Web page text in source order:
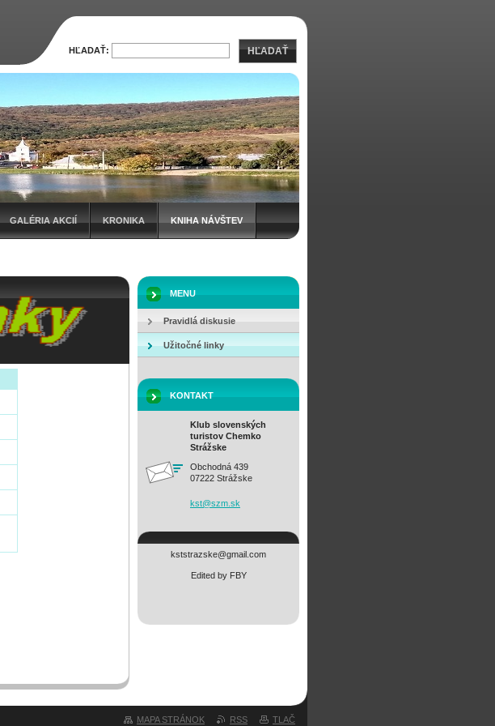
GALÉRIA AKCIÍ KRONIKA KNIHA NÁVŠTEV
MENU
Pravidlá diskusie
Užitočné linky
KONTAKT
Klub slovenských
turistov Chemko
Strážske
Obchodná 439
07222 Strážske
kst@szm. sk
kststrazske@gmail.com
Edited by FBY
HĽADAŤ: HĽADAŤ
MAPA STRÁNOK RSS TLAČ